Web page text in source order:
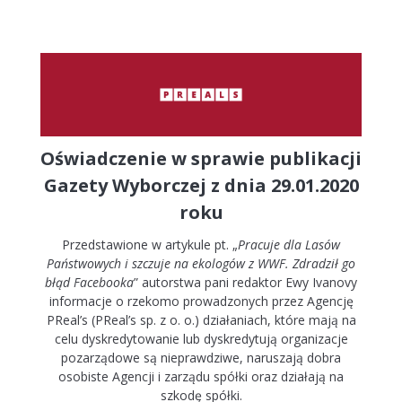
OPINIE
PERSONAL BRANDING
KOMUNIKACJA WEWNĘTRZNA
WIZERUNEK POLITYCZNY
DORADZTWO KRYZYSOWE
KONFERENCJE I WYDARZENIA
OCHRONA WIZERUNKU
Oświadczenie w sprawie publikacji
Gazety Wyborczej z dnia 29.01.2020
roku
Przedstawione w artykule pt. „Pracuje dla Lasów
Państwowych i szczuje na ekologów z WWF. Zdradził go
błąd Facebooka” autorstwa pani redaktor Ewy Ivanovy
informacje o rzekomo prowadzonych przez Agencję
PReal’s (PReal’s sp. z o. o.) działaniach, które mają na
celu dyskredytowanie lub dyskredytują organizacje
pozarządowe są nieprawdziwe, naruszają dobra
osobiste Agencji i zarządu spółki oraz działają na
szkodę spółki.